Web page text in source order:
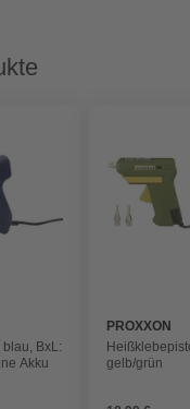
BxL:
Akku
PROXXON
gelb/grün